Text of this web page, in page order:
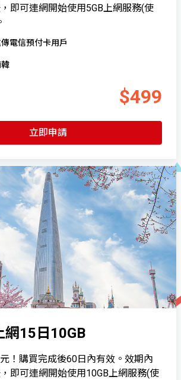
即可連網開始使用5GB上網服務(使
電信預付卡用戶
$499
立即申請
網15日10GB
！購買完成後60日內有效。效期內
即可連網開始使用10GB上網服務(使